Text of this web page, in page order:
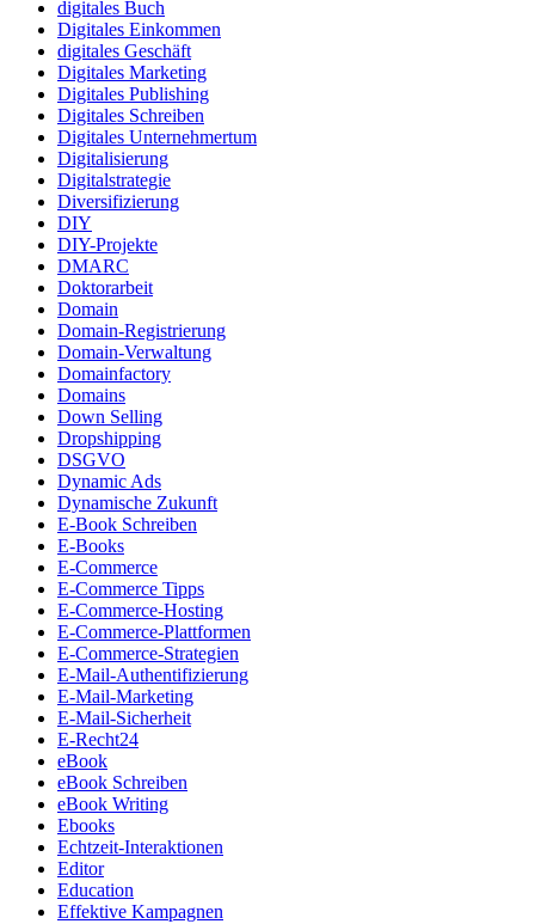
digitales Buch
Digitales Einkommen
digitales Geschäft
Digitales Marketing
Digitales Publishing
Digitales Schreiben
Digitales Unternehmertum
Digitalisierung
Digitalstrategie
Diversifizierung
DIY
DIY-Projekte
DMARC
Doktorarbeit
Domain
Domain-Registrierung
Domain-Verwaltung
Domainfactory
Domains
Down Selling
Dropshipping
DSGVO
Dynamic Ads
Dynamische Zukunft
E-Book Schreiben
E-Books
E-Commerce
E-Commerce Tipps
E-Commerce-Hosting
E-Commerce-Plattformen
E-Commerce-Strategien
E-Mail-Authentifizierung
E-Mail-Marketing
E-Mail-Sicherheit
E-Recht24
eBook
eBook Schreiben
eBook Writing
Ebooks
Echtzeit-Interaktionen
Editor
Education
Effektive Kampagnen